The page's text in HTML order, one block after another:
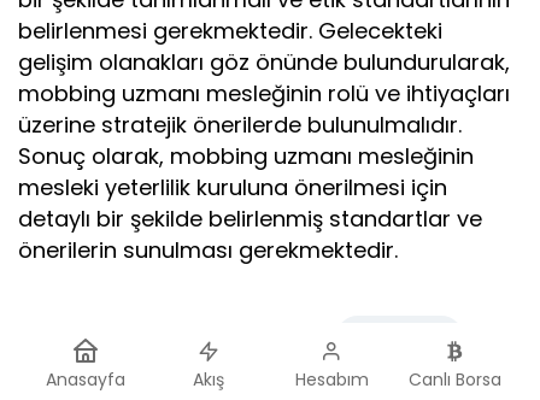
belirlenmesi gerekmektedir. Gelecekteki
gelişim olanakları göz önünde bulundurularak,
mobbing uzmanı mesleğinin rolü ve ihtiyaçları
üzerine stratejik önerilerde bulunulmalıdır.
Sonuç olarak, mobbing uzmanı mesleğinin
mesleki yeterlilik kuruluna önerilmesi için
detaylı bir şekilde belirlenmiş standartlar ve
önerilerin sunulması gerekmektedir.
Haberle ilgili daha fazlası:
Anasayfa Akış Hesabım Canlı Borsa